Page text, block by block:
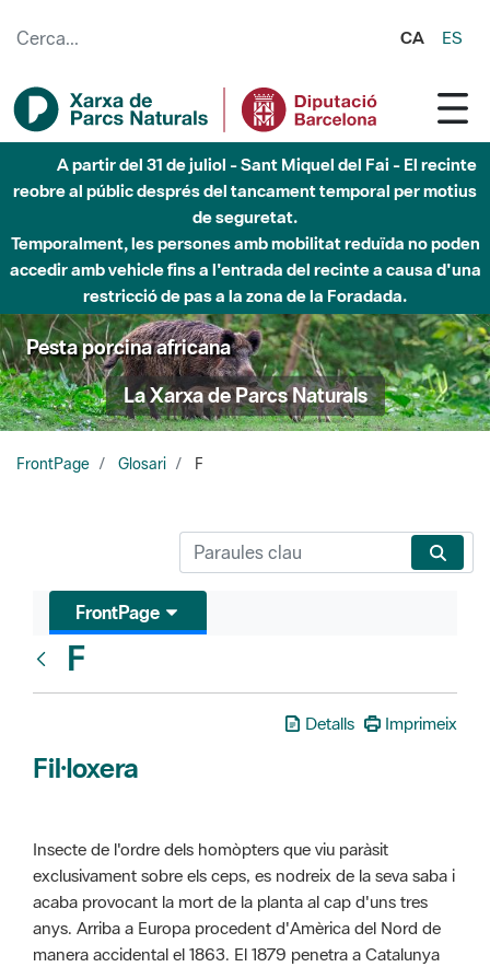
CA ES
A partir del 31 de juliol - Sant Miquel del Fai - El recinte
reobre al públic després del tancament temporal per motius
de seguretat.
Temporalment, les persones amb mobilitat reduïda no poden
accedir amb vehicle fins a l'entrada del recinte a causa d'una
restricció de pas a la zona de la Foradada.
Pesta porcina africana
La Xarxa de Parcs Naturals
FrontPage Glosari F
FrontPage
F
Detalls Imprimeix
Fil·loxera
Insecte de l'ordre dels homòpters que viu paràsit
exclusivament sobre els ceps, es nodreix de la seva saba i
acaba provocant la mort de la planta al cap d'uns tres
anys. Arriba a Europa procedent d'Amèrica del Nord de
manera accidental el 1863. El 1879 penetra a Catalunya